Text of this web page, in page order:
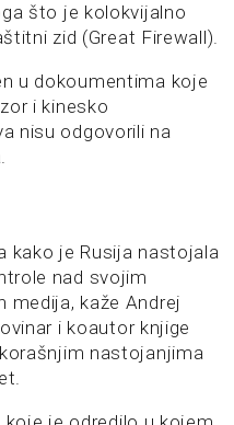
što je kolokvijalno
zid (Great Firewall).
u dokoumentima koje
i kinesko
nisu odgovorili na
kako je Rusija nastojala
nad svojim
medija, kaže Andrej
i koautor knjige
nastojanjima